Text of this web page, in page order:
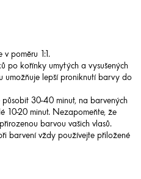
poměru 1:1.
po kořínky umytých a vysušených
umožňuje lepší proniknutí barvy do
30-40 minut, na barvených
10-20 minut. Nezapomeňte, že
barvou vašich vlasů.
barvení vždy používejte přiložené